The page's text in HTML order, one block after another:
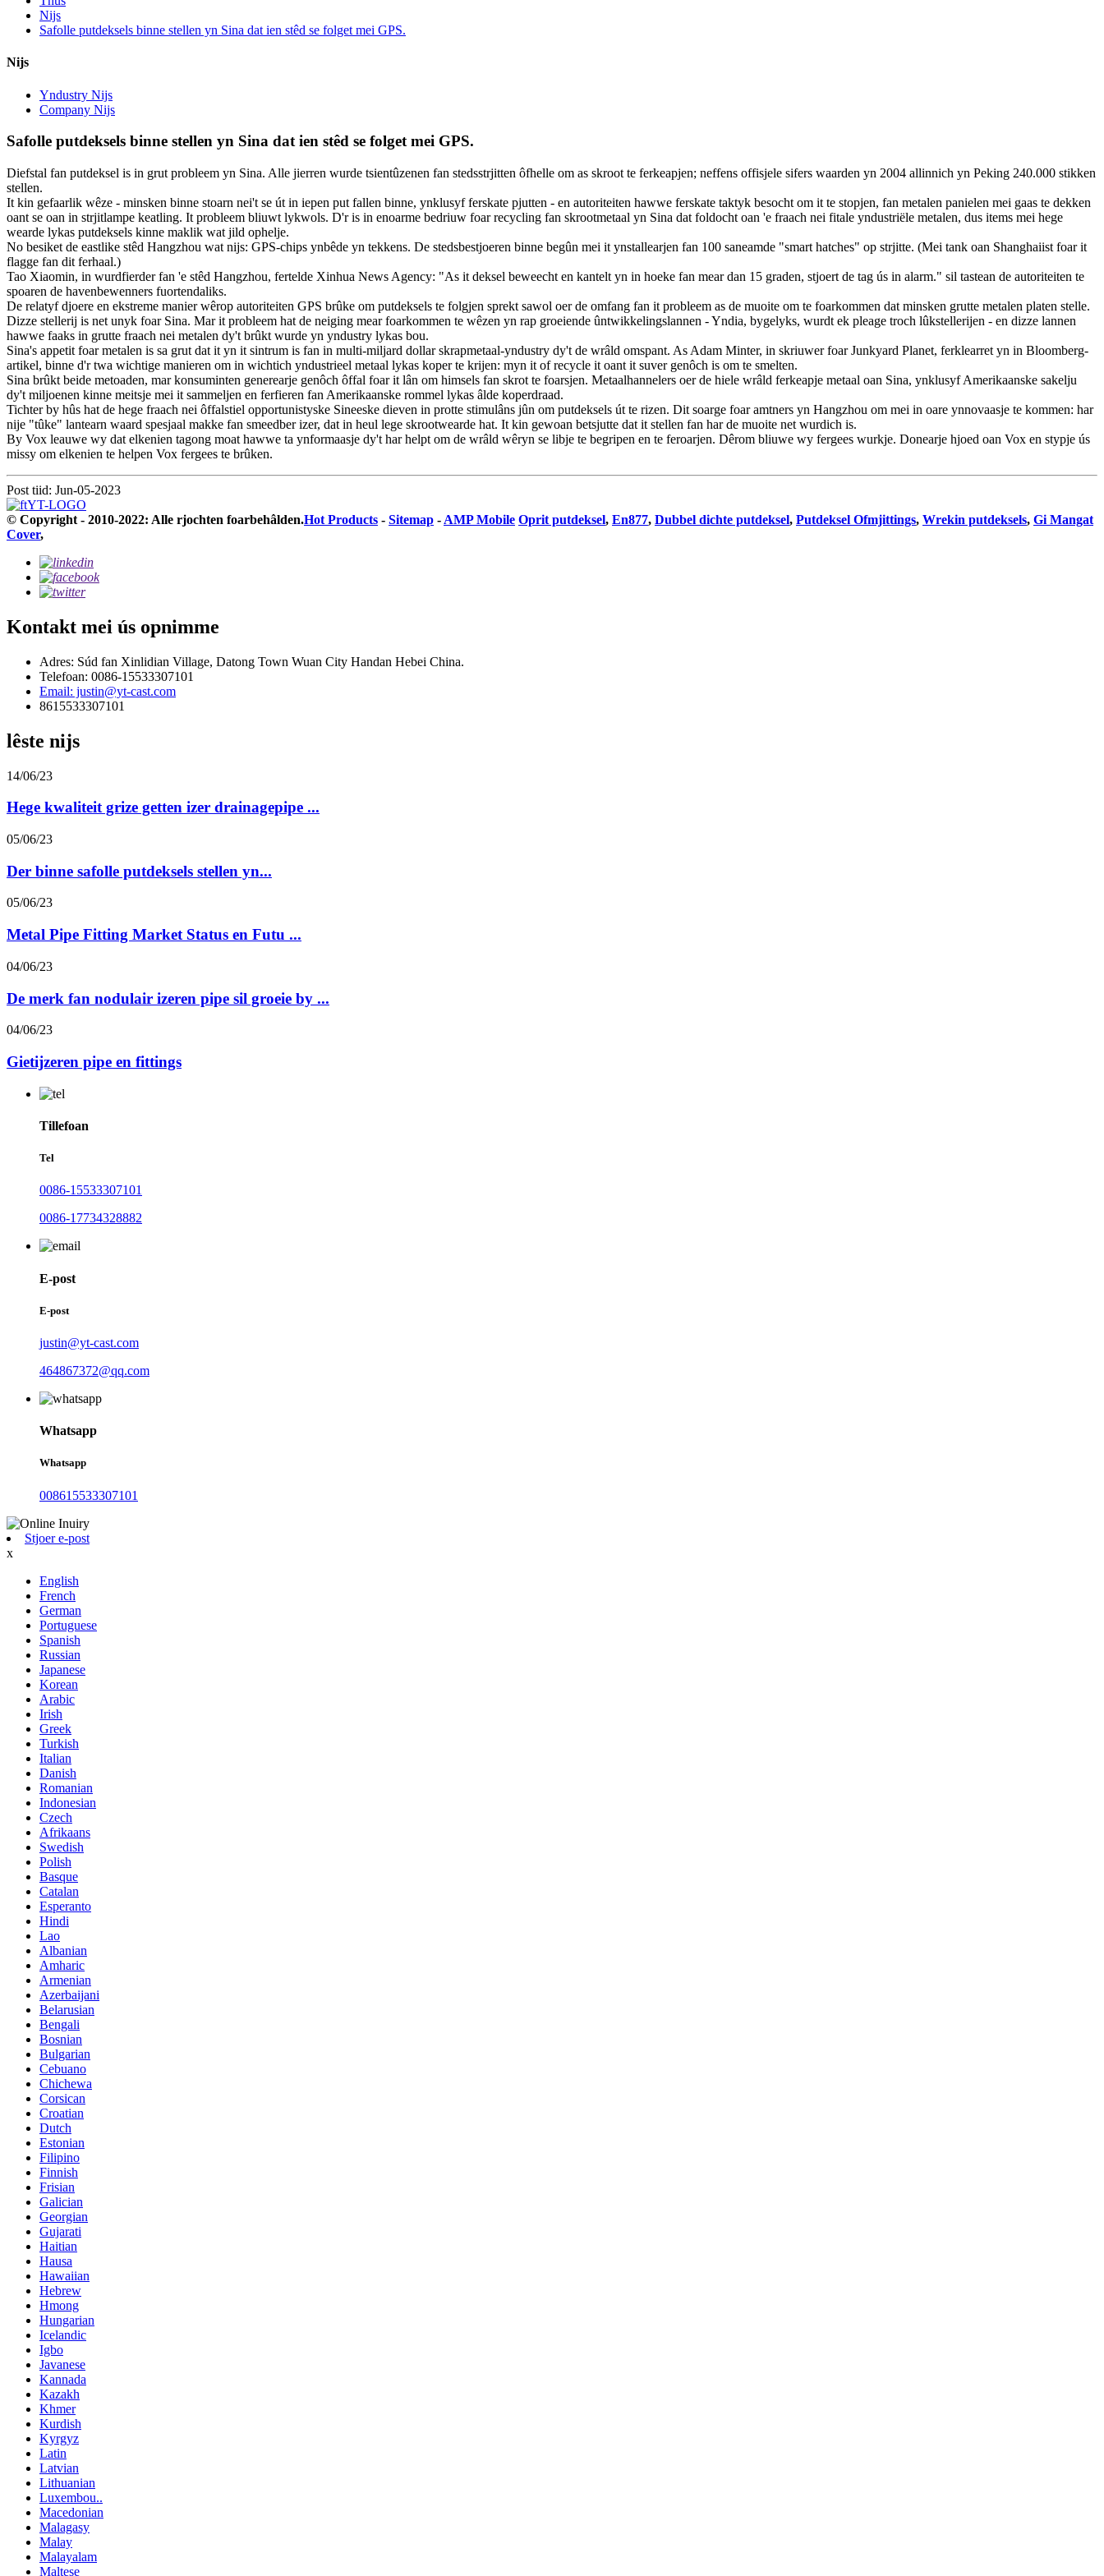
Nijs
Safolle putdeksels binne stellen yn Sina dat ien stêd se folget mei GPS.
Nijs
Yndustry Nijs
Company Nijs
Safolle putdeksels binne stellen yn Sina dat ien stêd se folget mei GPS.
Diefstal fan putdeksel is in grut probleem yn Sina. Alle jierren wurde tsientûzenen fan stedsstrjitten ôfhelle om as skroot te ferkeapjen; neffens offisjele sifers waarden yn 2004 allinnich yn Peking 240.000 stikken
stellen.
It kin gefaarlik wêze - minsken binne stoarn nei't se út in iepen put fallen binne, ynklusyf ferskate pjutten - en autoriteiten hawwe ferskate taktyk besocht om it te stopjen, fan metalen panielen mei gaas te dekken
oant se oan in strjitlampe keatling. It probleem bliuwt lykwols. D'r is in enoarme bedriuw foar recycling fan skrootmetaal yn Sina dat foldocht oan 'e fraach nei fitale yndustriële metalen, dus items mei hege
wearde lykas putdeksels kinne maklik wat jild ophelje.
No besiket de eastlike stêd Hangzhou wat nijs: GPS-chips ynbêde yn tekkens. De stedsbestjoeren binne begûn mei it ynstallearjen fan 100 saneamde "smart hatches" op strjitte. (Mei tank oan Shanghaiist foar it
flagge fan dit ferhaal.)
Tao Xiaomin, in wurdfierder fan 'e stêd Hangzhou, fertelde Xinhua News Agency: "As it deksel beweecht en kantelt yn in hoeke fan mear dan 15 graden, stjoert de tag ús in alarm." sil tastean de autoriteiten te
spoaren de havenbewenners fuortendaliks.
De relatyf djoere en ekstreme manier wêrop autoriteiten GPS brûke om putdeksels te folgjen sprekt sawol oer de omfang fan it probleem as de muoite om te foarkommen dat minsken grutte metalen platen stelle.
Dizze stellerij is net unyk foar Sina. Mar it probleem hat de neiging mear foarkommen te wêzen yn rap groeiende ûntwikkelingslannen - Yndia, bygelyks, wurdt ek pleage troch lûkstellerijen - en dizze lannen
hawwe faaks in grutte fraach nei metalen dy't brûkt wurde yn yndustry lykas bou.
Sina's appetit foar metalen is sa grut dat it yn it sintrum is fan in multi-miljard dollar skrapmetaal-yndustry dy't de wrâld omspant. As Adam Minter, in skriuwer foar Junkyard Planet, ferklearret yn in Bloomberg-
artikel, binne d'r twa wichtige manieren om in wichtich yndustrieel metaal lykas koper te krijen: myn it of recycle it oant it suver genôch is om te smelten.
Sina brûkt beide metoaden, mar konsuminten generearje genôch ôffal foar it lân om himsels fan skrot te foarsjen. Metaalhannelers oer de hiele wrâld ferkeapje metaal oan Sina, ynklusyf Amerikaanske sakelju
dy't miljoenen kinne meitsje mei it sammeljen en ferfieren fan Amerikaanske rommel lykas âlde koperdraad.
Tichter by hûs hat de hege fraach nei ôffalstiel opportunistyske Sineeske dieven in protte stimulâns jûn om putdeksels út te rizen. Dit soarge foar amtners yn Hangzhou om mei in oare ynnovaasje te kommen: har
nije "tûke" lantearn waard spesjaal makke fan smeedber izer, dat in heul lege skrootwearde hat. It kin gewoan betsjutte dat it stellen fan har de muoite net wurdich is.
By Vox leauwe wy dat elkenien tagong moat hawwe ta ynformaasje dy't har helpt om de wrâld wêryn se libje te begripen en te feroarjen. Dêrom bliuwe wy fergees wurkje. Donearje hjoed oan Vox en stypje ús
missy om elkenien te helpen Vox fergees te brûken.
Post tiid: Jun-05-2023
© Copyright - 2010-2022: Alle rjochten foarbehâlden.Hot Products - Sitemap - AMP Mobile Oprit putdeksel, En877, Dubbel dichte putdeksel, Putdeksel Ofmjittings, Wrekin putdeksels, Gi Mangat
Cover,
Kontakt mei ús opnimme
Adres: Súd fan Xinlidian Village, Datong Town Wuan City Handan Hebei China.
Telefoan: 0086-15533307101
Email: justin@yt-cast.com
8615533307101
lêste nijs
14/06/23
Hege kwaliteit grize getten izer drainagepipe ...
05/06/23
Der binne safolle putdeksels stellen yn...
05/06/23
Metal Pipe Fitting Market Status en Futu ...
04/06/23
De merk fan nodulair izeren pipe sil groeie by ...
04/06/23
Gietijzeren pipe en fittings
Tillefoan
Tel
0086-15533307101
0086-17734328882
E-post
E-post
justin@yt-cast.com
464867372@qq.com
Whatsapp
Whatsapp
008615533307101
Stjoer e-post
x
English
French
German
Portuguese
Spanish
Russian
Japanese
Korean
Arabic
Irish
Greek
Turkish
Italian
Danish
Romanian
Indonesian
Czech
Afrikaans
Swedish
Polish
Basque
Catalan
Esperanto
Hindi
Lao
Albanian
Amharic
Armenian
Azerbaijani
Belarusian
Bengali
Bosnian
Bulgarian
Cebuano
Chichewa
Corsican
Croatian
Dutch
Estonian
Filipino
Finnish
Frisian
Galician
Georgian
Gujarati
Haitian
Hausa
Hawaiian
Hebrew
Hmong
Hungarian
Icelandic
Igbo
Javanese
Kannada
Kazakh
Khmer
Kurdish
Kyrgyz
Latin
Latvian
Lithuanian
Luxembou..
Macedonian
Malagasy
Malay
Malayalam
Maltese